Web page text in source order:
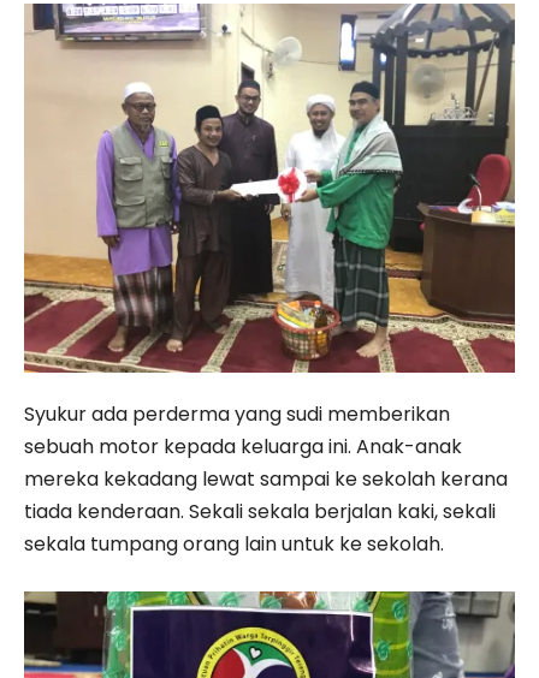
Syukur ada perderma yang sudi memberikan
sebuah motor kepada keluarga ini. Anak-anak
mereka kekadang lewat sampai ke sekolah kerana
tiada kenderaan. Sekali sekala berjalan kaki, sekali
sekala tumpang orang lain untuk ke sekolah.